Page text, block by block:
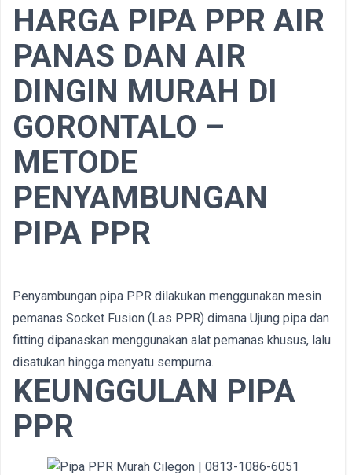
HARGA PIPA PPR AIR
PANAS DAN AIR
DINGIN MURAH DI
GORONTALO –
METODE
PENYAMBUNGAN
PIPA PPR
Penyambungan pipa PPR dilakukan menggunakan mesin
pemanas Socket Fusion (Las PPR) dimana Ujung pipa dan
fitting dipanaskan menggunakan alat pemanas khusus, lalu
disatukan hingga menyatu sempurna.
KEUNGGULAN PIPA
PPR